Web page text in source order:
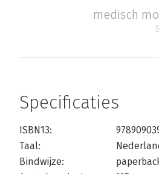
medisch
Specificaties
ISBN13:
Taal:
Bindwijze: